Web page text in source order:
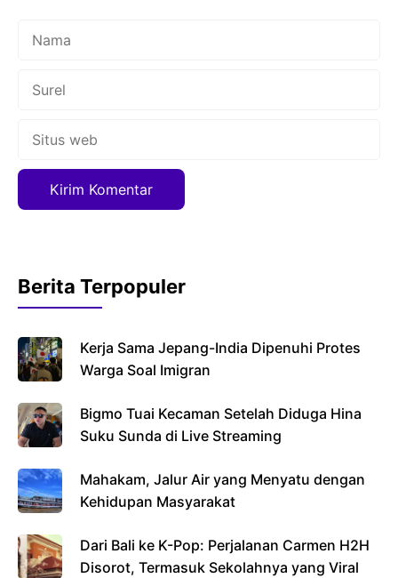
Berita Terpopuler
Kerja Sama Jepang-India Dipenuhi Protes
Warga Soal Imigran
Bigmo Tuai Kecaman Setelah Diduga Hina
Suku Sunda di Live Streaming
Mahakam, Jalur Air yang Menyatu dengan
Kehidupan Masyarakat
Dari Bali ke K-Pop: Perjalanan Carmen H2H
Disorot, Termasuk Sekolahnya yang Viral